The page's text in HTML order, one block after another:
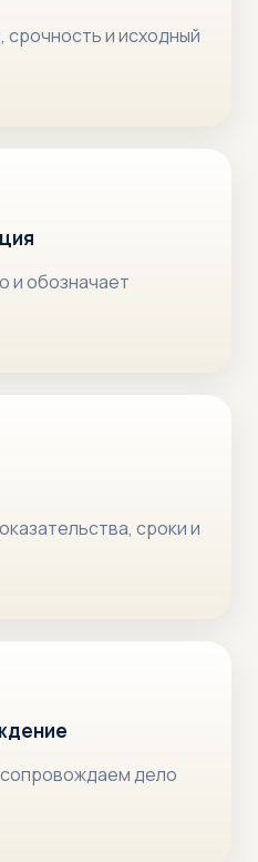
и исходный
и обозначает
сроки и
дело